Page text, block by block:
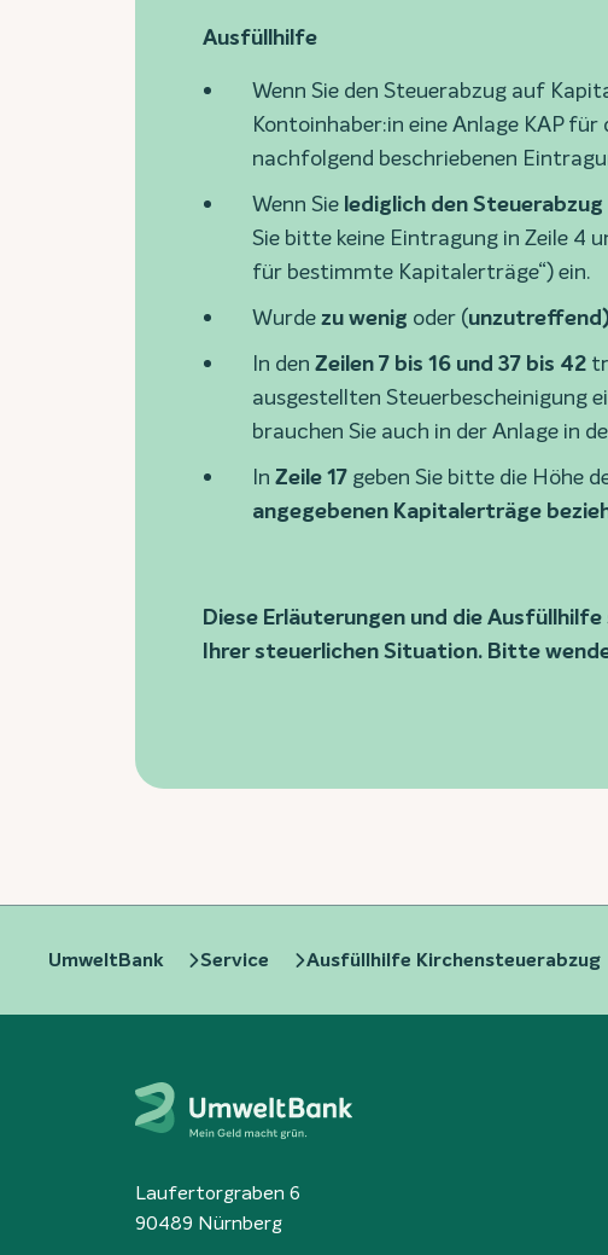
Ausfüllhilfe
Wenn Sie den Steuerabzug auf
Kontoinhaber:in eine Anlage KAP
nachfolgend beschriebenen
Wenn Sie lediglich den
Sie bitte keine Eintragung in Zeile 4
für bestimmte Kapitalerträge“) ein.
Wurdezu wenig oder (
In denZeilen 7 bis 16 und 37 bis 42
ausgestellten Steuerbescheinigung
brauchen Sie auch in der Anlage in
InZeile 17 geben Sie bitte die Höhe
angegebenen Kapitalerträge
Diese Erläuterungen und die
Ihrer steuerlichen Situation. Bitte
UmweltBank Service Ausfüllhilfe Kirchensteuerabzug
Laufertorgraben 6
90489 Nürnberg